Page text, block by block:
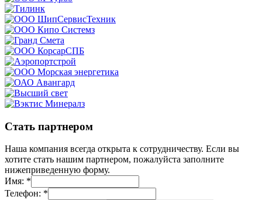
Стать партнером
Наша компания всегда открыта к сотрудничеству. Если вы
хотите стать нашим партнером, пожалуйста заполните
нижеприведенную форму.
Имя: *
Телефон: *